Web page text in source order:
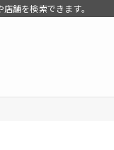
舗を検索できます。